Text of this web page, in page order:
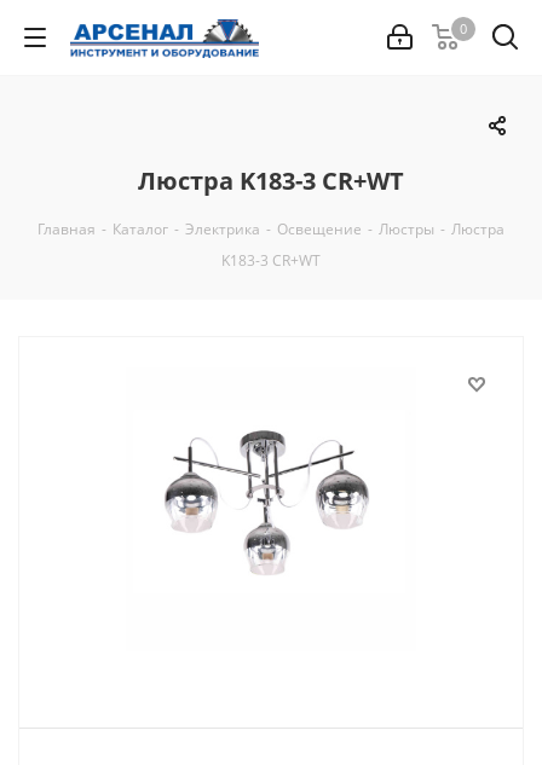
0
Люстра K183-3 CR+WT
Главная - Каталог - Электрика - Освещение - Люстры - Люстра
K183-3 CR+WT